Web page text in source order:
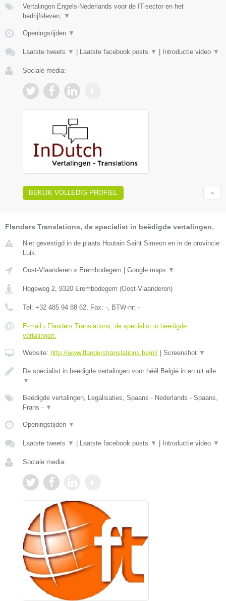
Vertalingen Engels-Nederlands voor de IT-sector en het
bedrijfsleven,
▼
Openingstijden ▼
Laatste tweets ▼ | Laatste facebook posts ▼ | Introductie video ▼
Sociale media:
BEKIJK VOLLEDIG PROFIEL
Flanders Translations, de specialist in beëdigde vertalingen.
Niet gevestigd in de plaats Houtain Saint Simeon en in de provincie
Luik.
Oost-Vlaanderen » Erembodegem | Google maps ▼
Hogeweg 2 9320 Erembodegem (Oost-Vlaanderen)
Tel: +32 485 94 88 62 , Fax: - , BTW-nr: -
E-mail › Flanders Translations, de specialist in beëdigde
vertalingen.
Website: http://www.flanderstranslations.be/nl/ | Screenshot ▼
De specialist in beëdigde vertalingen voor héél België in en uit alle
▼
Beëdigde vertalingen, Legalisaties, Spaans - Nederlands - Spaans,
Frans - ▼
Openingstijden ▼
Laatste tweets ▼ | Laatste facebook posts ▼ | Introductie video ▼
Sociale media: